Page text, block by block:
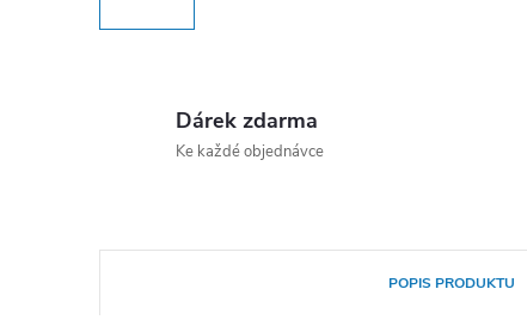
Dárek zdarma
Ke každé objednávce
POPIS PRODUKTU